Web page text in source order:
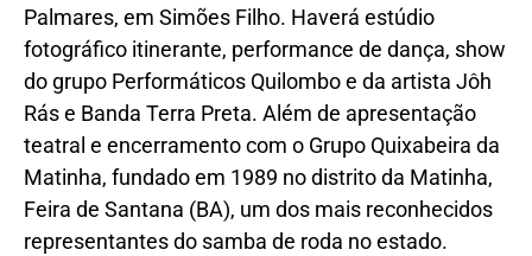
Palmares, em Simões Filho. Haverá estúdio
fotográfico itinerante, performance de dança, show
do grupo Performáticos Quilombo e da artista Jôh
Rás e Banda Terra Preta. Além de apresentação
teatral e encerramento com o Grupo Quixabeira da
Matinha, fundado em 1989 no distrito da Matinha,
Feira de Santana (BA), um dos mais reconhecidos
representantes do samba de roda no estado.